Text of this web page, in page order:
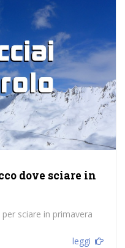
dove sciare in
sciare in primavera
leggi